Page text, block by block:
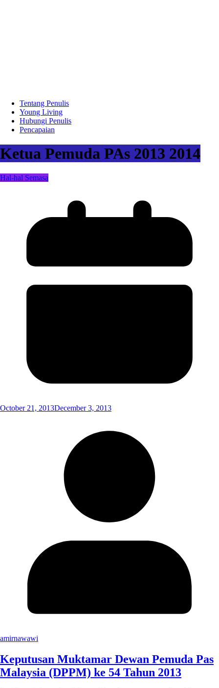
Tentang Penulis
Young Living
Hubungi Penulis
Pencapaian
Ketua Pemuda PAs 2013 2014
Hal-hal Semasa
October 21, 2013December 3, 2013
amirnawawi
Keputusan Muktamar Dewan Pemuda Pas
Malaysia (DPPM) ke 54 Tahun 2013